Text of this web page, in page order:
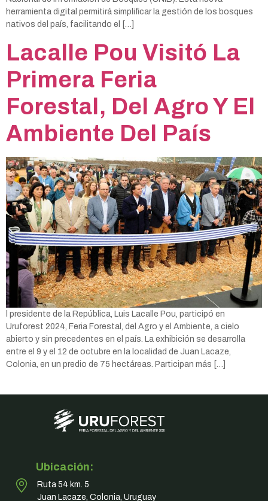
herramienta digital permitirá simplificar la gestión de los bosques
nativos del país, facilitando el […]
Lacalle Pou Visitó La
Primera Feria
Forestal, Del Agro Y El
Ambiente Del País
l presidente de la República, Luis Lacalle Pou, participó en
Uruforest 2024, Feria Forestal, del Agro y el Ambiente, a cielo
abierto y sin precedentes en el país. La exhibición se desarrolla
entre el 9 y el 12 de octubre en la localidad de Juan Lacaze,
Colonia, en un predio de 75 hectáreas. Participan más […]
Ubicación:
Ruta 54 km. 5
Juan Lacaze, Colonia, Uruguay